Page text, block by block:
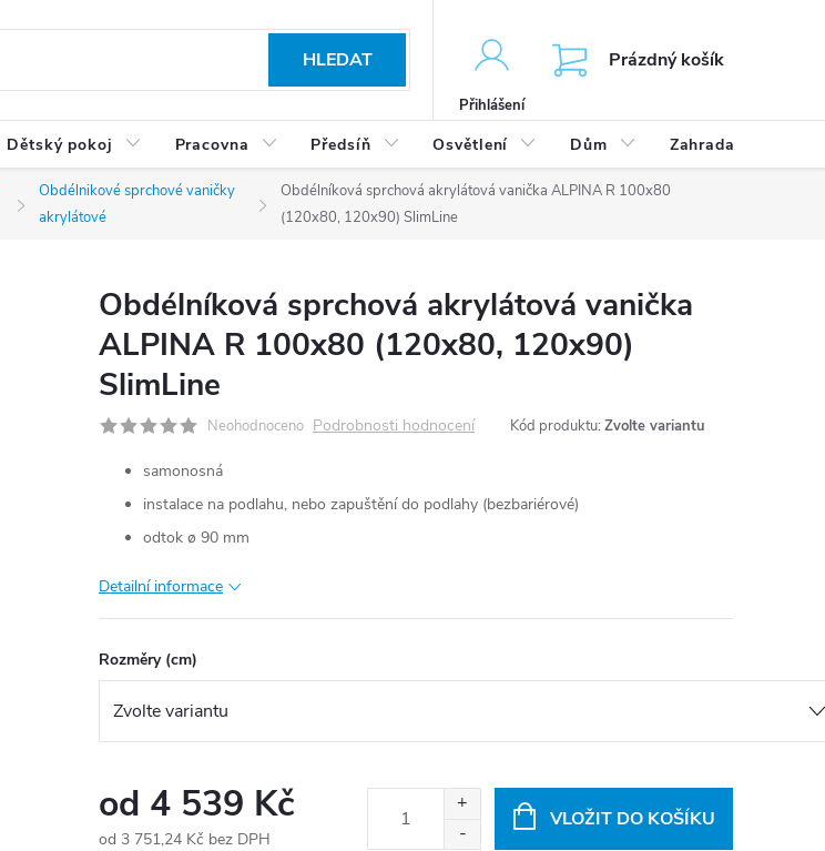
HLEDAT
Přihlášení
Prázdný košík
Dětský pokoj Pracovna Předsíň Osvětlení Dům Zahrada
Obdélnikové sprchové vaničky
akrylátové
Obdélníková sprchová akrylátová vanička ALPINA R 100x80
(120x80, 120x90) SlimLine
Obdélníková sprchová akrylátová vanička
ALPINA R 100x80 (120x80, 120x90)
SlimLine
Neohodnoceno Podrobnosti hodnocení Kód produktu: Zvolte variantu
samonosná
instalace na podlahu, nebo zapuštění do podlahy (bezbariérové)
odtok ø 90 mm
Detailní informace
Rozměry (cm)
od 4 539 Kč
od 3 751,24 Kč bez DPH
VLOŽIT DO KOŠÍKU